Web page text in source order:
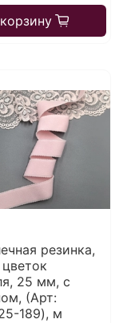
резинка,
25 мм, с
(Арт:
189), м